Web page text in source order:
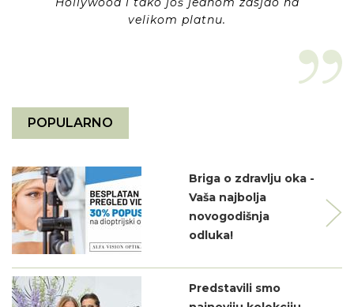
velikom platnu.
POPULARNO
Briga o zdravlju oka -
Vaša najbolja
novogodišnja
odluka!
Predstavili smo